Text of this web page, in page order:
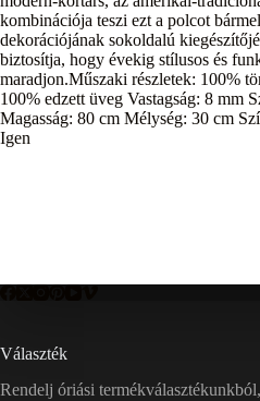
kombinációja teszi ezt a polcot
dekorációjának sokoldalú
biztosítja, hogy évekig stílusos és
maradjon.Műszaki részletek: 100%
100% edzett üveg Vastagság: 8 mm
Magasság: 80 cm Mélység: 30 cm
Igen
Választék
Rendelj óriási